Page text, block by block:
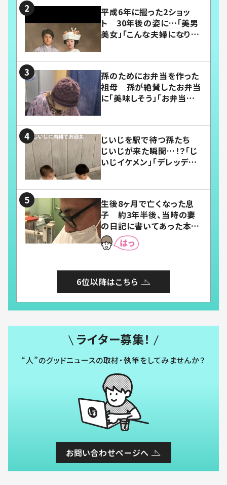
平成6年に撮った2ショッ
ト 30年後の姿に…「美男
美女」「こんな夫婦になりた
孫のためにお弁当を作った
祖母 孫が絶賛したお弁当
に「美味しそう」「お弁当すご
じいじを駅で待つ孫たち
じいじが来た瞬間…！？「じ
いじイケメン」「デレッデレ」
生後8ヶ月で亡くなった息
子 約3年半後、当時の妻
の日記に書いてあった本音
とは
6位以降はこちら
ライター募集！
“人”のグッドニュースの取材・執筆をしてみませんか？
お問い合わせページへ